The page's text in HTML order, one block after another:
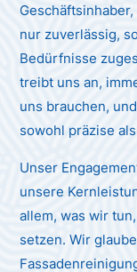
nur zuverlässig,
Bedürfnisse
treibt uns an,
uns brauchen,
sowohl präzise
Unser
unsere
allem, was wir
setzen. Wir